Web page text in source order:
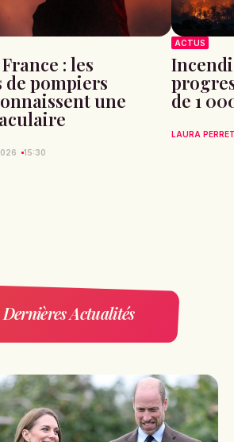
: les
pompiers
une
15:30
ACTUS
de 1
LAURA
Dernières Actualités